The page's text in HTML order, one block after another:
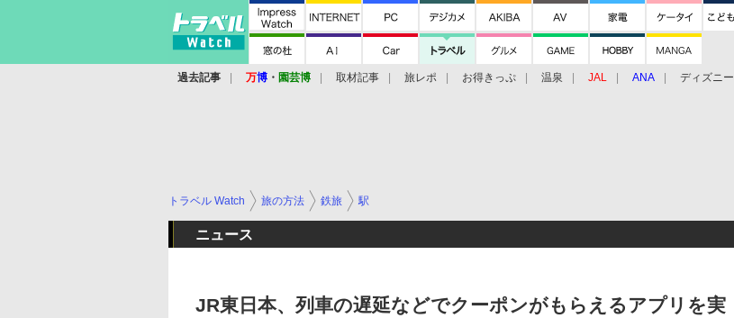
過去記事 万博 ・ 園芸博 取材記事 旅レポ お得きっぷ 温泉 JAL ANA ディズニー
トラベル Watch 旅の方法 鉄旅 駅
ニュース
JR東日本、列車の遅延などでクーポンがもらえるアプリを実